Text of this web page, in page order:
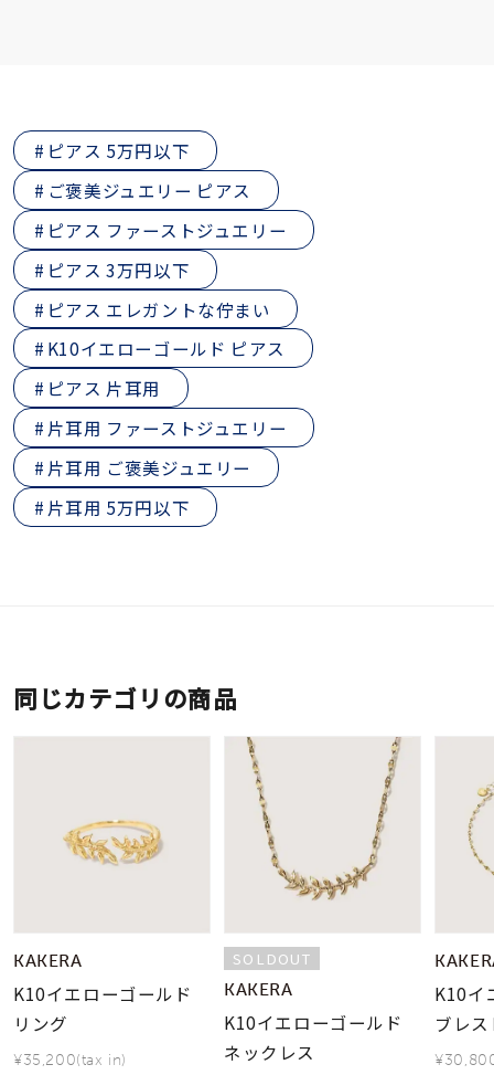
ピアス 5万円以下
ご褒美ジュエリー ピアス
ピアス ファーストジュエリー
ピアス 3万円以下
ピアス エレガントな佇まい
K10イエローゴールド ピアス
ピアス 片耳用
片耳用 ファーストジュエリー
片耳用 ご褒美ジュエリー
片耳用 5万円以下
同じカテゴリの商品
KAKERA
K10イエローゴールド
リング
¥35,200(tax in)
SOLDOUT
KAKERA
K10イエローゴールド
ネックレス
K10イ
ブレ